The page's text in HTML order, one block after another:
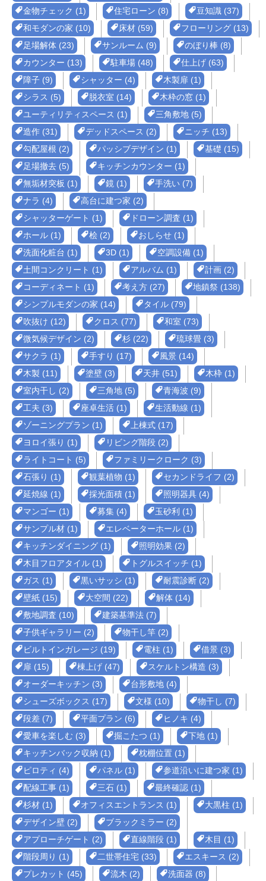
金物チェック (1)
住宅ローン (8)
豆知識 (37)
和モダンの家 (10)
床材 (59)
フローリング (13)
足場解体 (23)
サンルーム (9)
のぼり棒 (8)
カウンター (13)
駐車場 (48)
仕上げ (63)
障子 (9)
シャッター (4)
木製扉 (1)
シラス (5)
脱衣室 (14)
木枠の窓 (1)
ユーティリティスペース (1)
三角敷地 (5)
造作 (31)
デッドスペース (2)
ニッチ (13)
勾配屋根 (2)
パッシブデザイン (1)
基礎 (15)
足場撤去 (5)
キッチンカウンター (1)
無垢材突板 (1)
鏡 (1)
手洗い (7)
ナラ (4)
高台に建つ家 (2)
シャッターゲート (1)
ドローン調査 (1)
ホール (1)
桧 (2)
おしらせ (1)
洗面化粧台 (1)
3D (1)
空調設備 (1)
土間コンクリート (1)
アルバム (1)
計画 (2)
コーディネート (1)
考え方 (27)
地鎮祭 (138)
シンプルモダンの家 (14)
タイル (79)
吹抜け (12)
クロス (77)
和室 (73)
微気候デザイン (2)
杉 (22)
琉球畳 (3)
サクラ (1)
手すり (17)
風景 (14)
木製 (11)
塗壁 (3) 天井 (51)
木枠 (1)
室内干し (2)
三角地 (5)
青海波 (9)
工夫 (3)
座卓生活 (1)
生活動線 (1)
ゾーニングプラン (1)
上棟式 (17)
ヨロイ張り (1)
リビング階段 (2)
ライトコート (5)
ファミリークローク (3)
石張り (1)
観葉植物 (1)
セカンドライフ (2)
延焼線 (1)
採光面積 (1)
照明器具 (4)
マンゴー (1)
募集 (4)
玉砂利 (1)
サンプル材 (1)
エレベーターホール (1)
キッチンダイニング (1)
照明効果 (2)
木目フロアタイル (1)
トグルスイッチ (1)
ガス (1)
黒いサッシ (1)
耐震診断 (2)
壁紙 (15)
大空間 (22)
解体 (14)
敷地調査 (10)
建築基準法 (7)
子供ギャラリー (2)
物干し竿 (2)
ビルトインガレージ (19)
電柱 (1)
借景 (3)
扉 (15)
棟上げ (47)
スケルトン構造 (3)
オーダーキッチン (3)
台形敷地 (4)
シューズボックス (17)
文様 (10)
物干し (7)
段差 (7)
平面プラン (6)
ヒノキ (4)
愛車を楽しむ (3)
掘こたつ (1)
下地 (1)
キッチンバック収納 (1)
枕棚位置 (1)
ピロティ (4)
パネル (1)
参道沿いに建つ家 (1)
配線工事 (1)
三石 (1)
最終確認 (1)
杉材 (1)
オフィスエントランス (1)
大黒柱 (1)
デザイン壁 (2)
ブラックミラー (2)
アプローチゲート (2)
直線階段 (1)
木目 (1)
階段周り (1)
二世帯住宅 (33)
エスキース (2)
プレカット (45)
流木 (2) 洗面器 (8)